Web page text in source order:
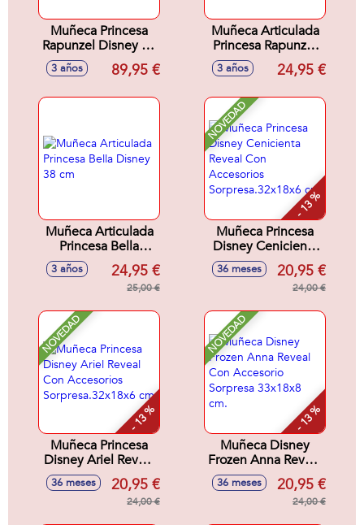
Muñeca Princesa
Rapunzel Disney 80
3 años 89,95 €
Muñeca Articulada
Princesa Rapunzel
38 cm
3 años 24,95 €
Muñeca Articulada
Princesa Bella
Disney 38 cm
3 años 24,95 €
25,00 €
NOVEDAD
- 13 %
Muñeca Princesa
Disney Cenicienta
Reveal Con
Accesorios
Sorpresa.32x18x6
36 meses 20,95 €
24,00 €
NOVEDAD
- 13 %
Muñeca Princesa
Disney Ariel Reveal
Con Accesorios
Sorpresa.32x18x6
36 meses 20,95 €
24,00 €
NOVEDAD
- 13 %
Muñeca Disney
Frozen Anna Reveal
Con Accesorio
Sorpresa 33x18x8
36 meses 20,95 €
24,00 €